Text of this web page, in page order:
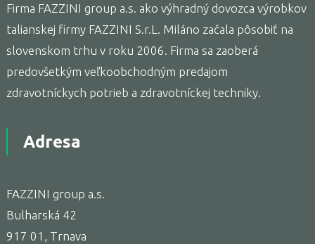
Firma FAZZINI group a.s. ako výhradný dovozca výrobkov
talianskej firmy FAZZINI S.r.L. Miláno začala pôsobiť na
slovenskom trhu v roku 2006. Firma sa zaoberá
predovšetkým veľkoobchodným predajom
zdravotníckych potrieb a zdravotníckej techniky.
Adresa
FAZZINI group a.s.
Bulharská 42
917 01, Trnava